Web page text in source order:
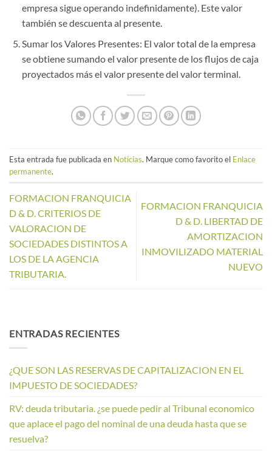
empresa sigue operando indefinidamente). Este valor
también se descuenta al presente.
Sumar los Valores Presentes: El valor total de la empresa
se obtiene sumando el valor presente de los flujos de caja
proyectados más el valor presente del valor terminal.
Esta entrada fue publicada en Noticias. Marque como favorito el Enlace
permanente.
FORMACION FRANQUICIA
D & D. CRITERIOS DE
VALORACION DE
SOCIEDADES DISTINTOS A
LOS DE LA AGENCIA
TRIBUTARIA.
FORMACION FRANQUICIA
D & D. LIBERTAD DE
AMORTIZACION
INMOVILIZADO MATERIAL
NUEVO
ENTRADAS RECIENTES
¿QUE SON LAS RESERVAS DE CAPITALIZACION EN EL
IMPUESTO DE SOCIEDADES?
RV: deuda tributaria. ¿se puede pedir al Tribunal economico
que aplace el pago del nominal de una deuda hasta que se
resuelva?